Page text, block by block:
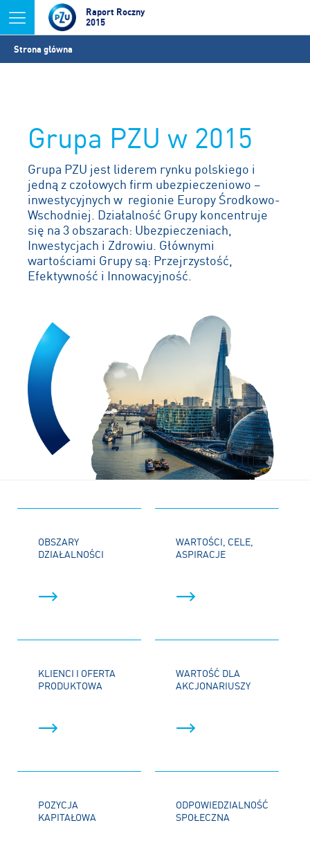
Jump to navigation
Raport Roczny
2015
Jesteś
tutaj
Strona główna
Grupa PZU w 2015
Grupa PZU jest liderem rynku polskiego i
jedną z czołowych firm ubezpieczeniowo –
inwestycyjnych w regionie Europy Środkowo-
Wschodniej. Działalność Grupy koncentruje
się na 3 obszarach: Ubezpieczeniach,
Inwestycjach i Zdrowiu. Głównymi
wartościami Grupy są: Przejrzystość,
Efektywność i Innowacyjność.
OBSZARY
DZIAŁALNOŚCI
WARTOŚCI, CELE,
ASPIRACJE
KLIENCI I OFERTA
PRODUKTOWA
WARTOŚĆ DLA
AKCJONARIUSZY
POZYCJA
KAPITAŁOWA
ODPOWIEDZIALNOŚĆ
SPOŁECZNA